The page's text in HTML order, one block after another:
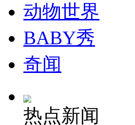
消防员救轻生者 花炮节热闹非凡
司机酒驾遇交警 急速倒车逃窜
动物世界
BABY秀
奇闻
热点新闻